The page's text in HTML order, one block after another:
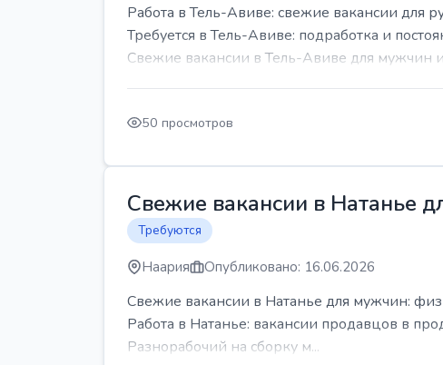
Работа в Тель-Авиве: свежие вакансии для
Требуется в Тель-Авиве: подработка и
Свежие вакансии в Тель-Авиве для мужчин
50 просмотров
Свежие вакансии в Натанье
Требуются
Наария Опубликовано: 16.06.2026
Свежие вакансии в Натанье для мужчин:
Работа в Натанье: вакансии продавцов в
Разнорабочий на сборку м...